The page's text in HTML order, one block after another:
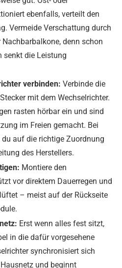
ebenfalls, verteilt den
Vermeide Verschattung durch
Nachbarbalkone, denn schon
senkt die Leistung
verbinden: Verbinde die
mit dem Wechselrichter.
rasten hörbar ein und sind
im Freien gemacht. Bei
auf die richtige Zuordnung
des Herstellers.
Montiere den
vor direktem Dauerregen und
– meist auf der Rückseite
Erst wenn alles fest sitzt,
in die dafür vorgesehene
synchronisiert sich
und beginnt